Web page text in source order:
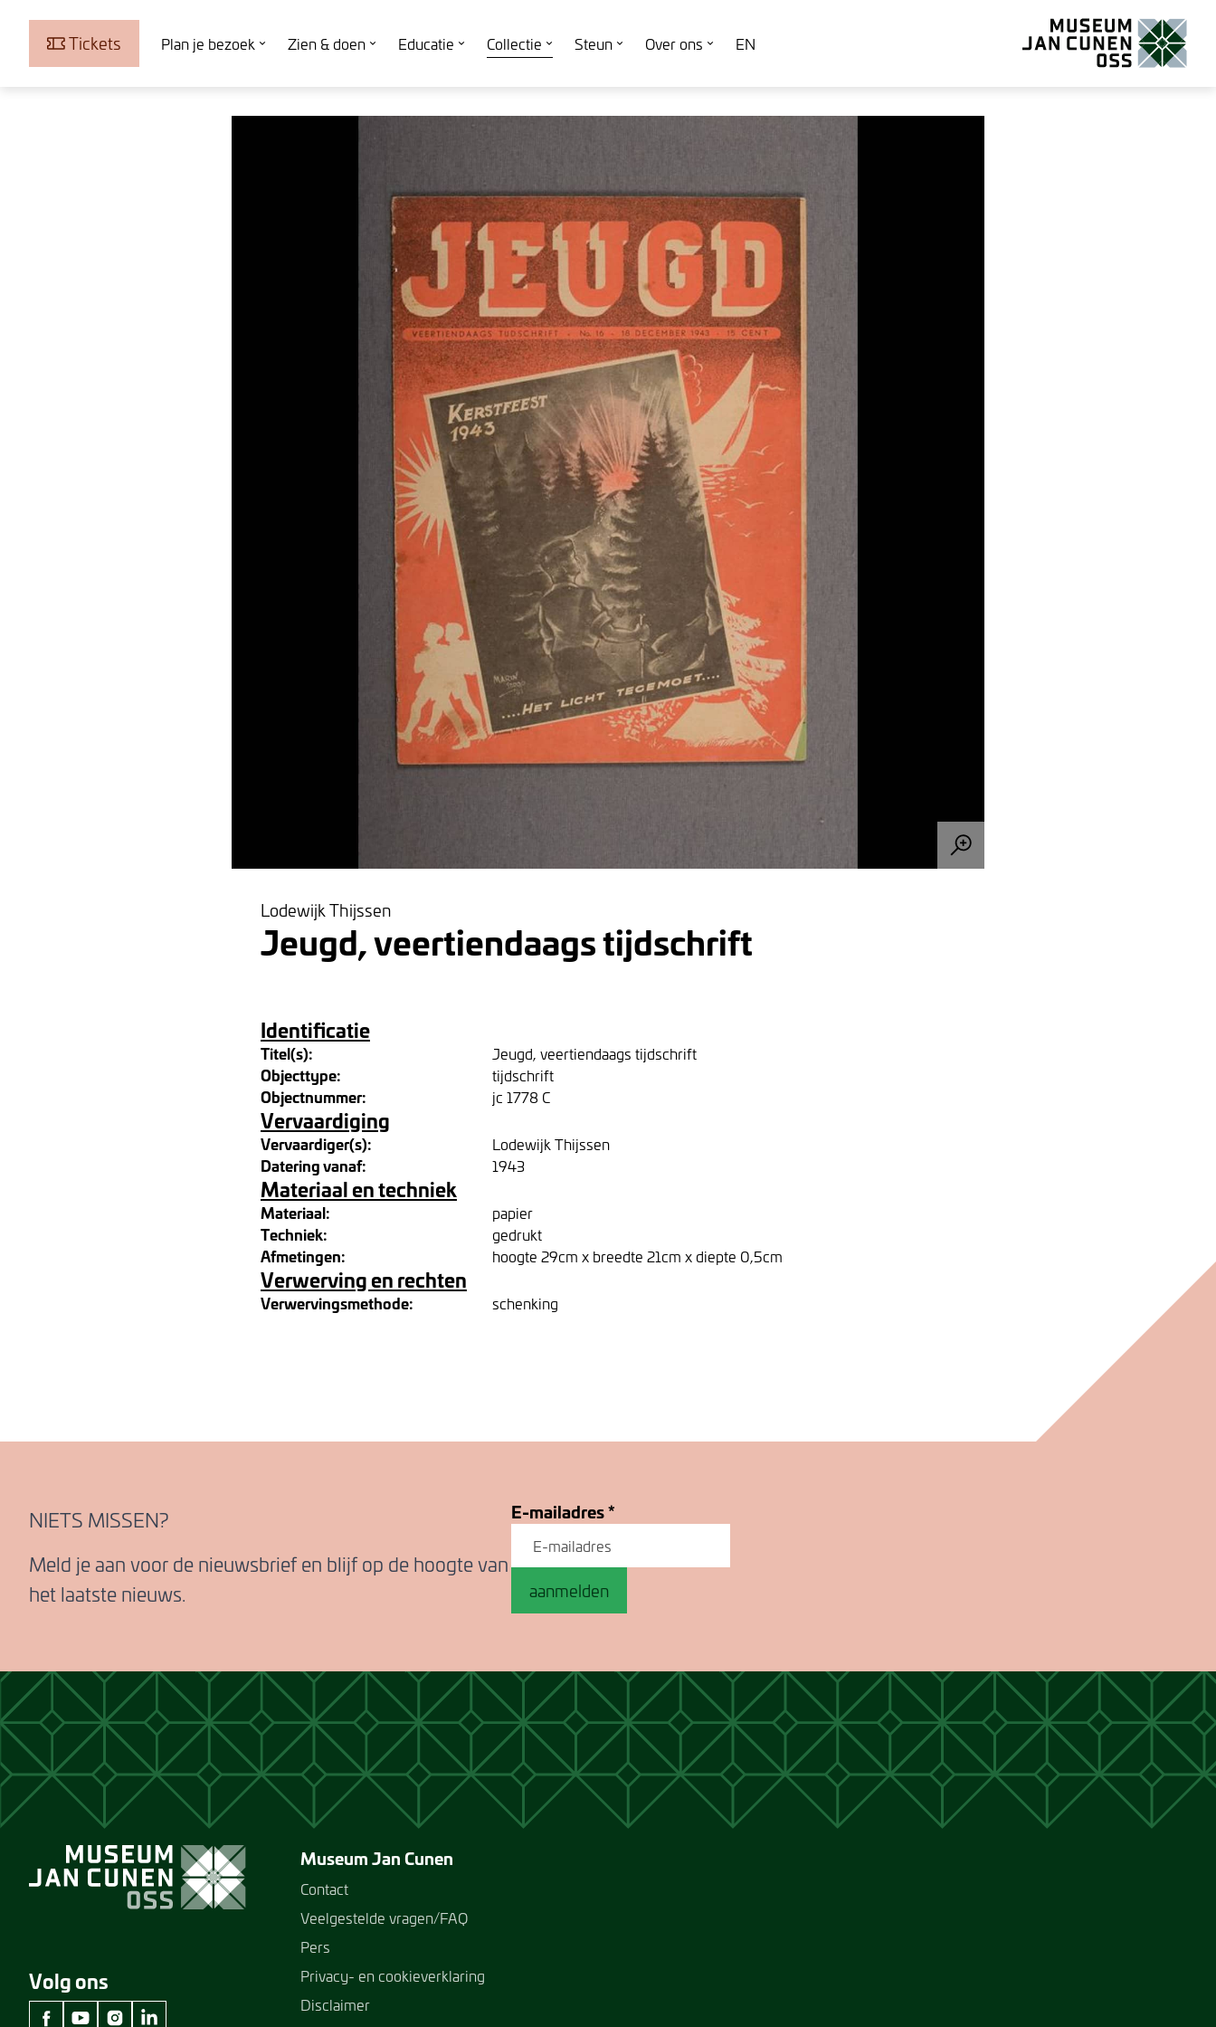
Tickets Plan je bezoek Zien & doen Educatie Collectie Steun Over ons
EN
Lodewijk Thijssen
Jeugd, veertiendaags tijdschrift
Identificatie
Titel(s): Jeugd, veertiendaags tijdschrift
Objecttype: tijdschrift
Objectnummer: jc 1778 C
Vervaardiging
Vervaardiger(s): Lodewijk Thijssen
Datering vanaf: 1943
Materiaal en techniek
Materiaal: papier
Techniek: gedrukt
Afmetingen: hoogte 29cm x breedte 21cm x diepte 0,5cm
Verwerving en rechten
Verwervingsmethode: schenking
NIETS MISSEN?
Meld je aan voor de nieuwsbrief en blijf op de hoogte van
het laatste nieuws.
E-mailadres*
aanmelden
Volg ons
Museum Jan Cunen
Contact
Veelgestelde vragen/FAQ
Pers
Privacy- en cookieverklaring
Disclaimer